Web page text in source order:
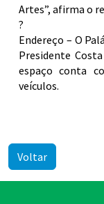
Artes”, afirma o
?
Endereço – O
Presidente
espaço conta
veículos.
Voltar